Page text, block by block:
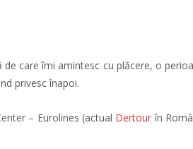
care îmi amintesc cu plăcere, o
privesc înapoi.
– Eurolines (actual Dertour în